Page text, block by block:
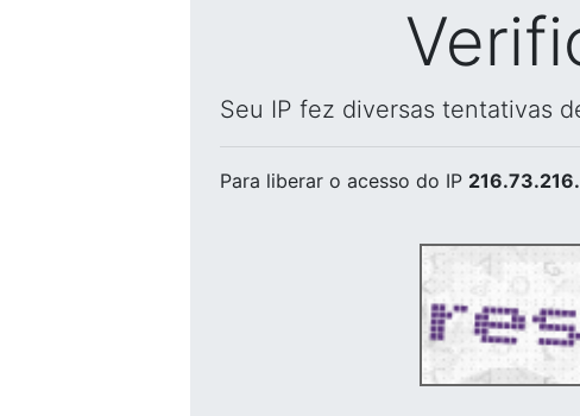
Seu IP fez diversas tentativas
Para liberar o acesso do IP